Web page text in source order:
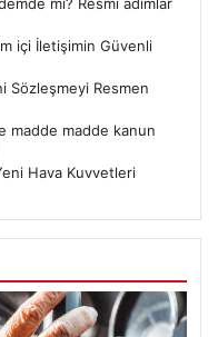
içi İletişimin Güvenli
Sözleşmeyi Resmen
madde madde kanun
Hava Kuvvetleri